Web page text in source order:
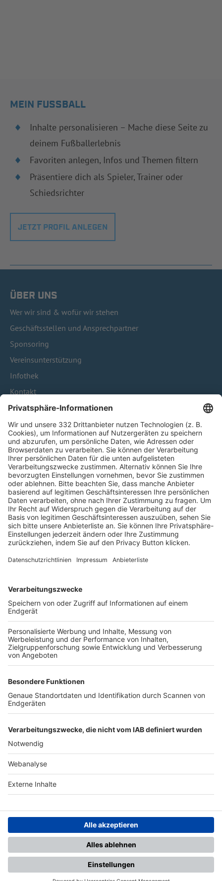
MEIN FUSSBALL
Inhalte personalisieren – Mache diese Seite zu
deinem Fußballerlebnis
Favoriten anlegen, Infos und Themen filtern
Präsentiere dich als Spieler, Trainer oder
Schiedsrichter
JETZT PROFIL ANLEGEN
ÜBER UNS
Wer wir sind & wofür wir stehen
Geschäftsstellen und Ansprechpartner
Sponsoring
Vereinsunterstützung
Infothek
Kontakt
HÄUFIG BESUCHTE SEITEN
Pässe und Vereinswechsel
Trainerausbildung
Schulungsangebot Vereinsmitarbeiter
BFV-Geschäftsstellen
Trainerbörse
Login SpielPlus
FOLGE DEM BFV
TOP-VEREINE
TOP-PARTNER
Nutzungsbedingungen Datenschutz Impressum